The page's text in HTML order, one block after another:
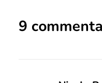
9